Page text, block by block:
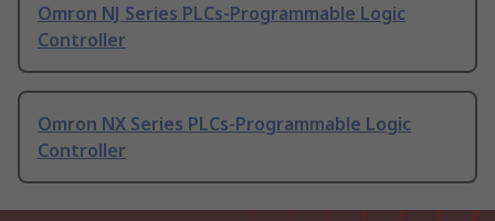
Omron NJ Series PLCs-Programmable Logic
Controller
Omron NX Series PLCs-Programmable Logic
Controller